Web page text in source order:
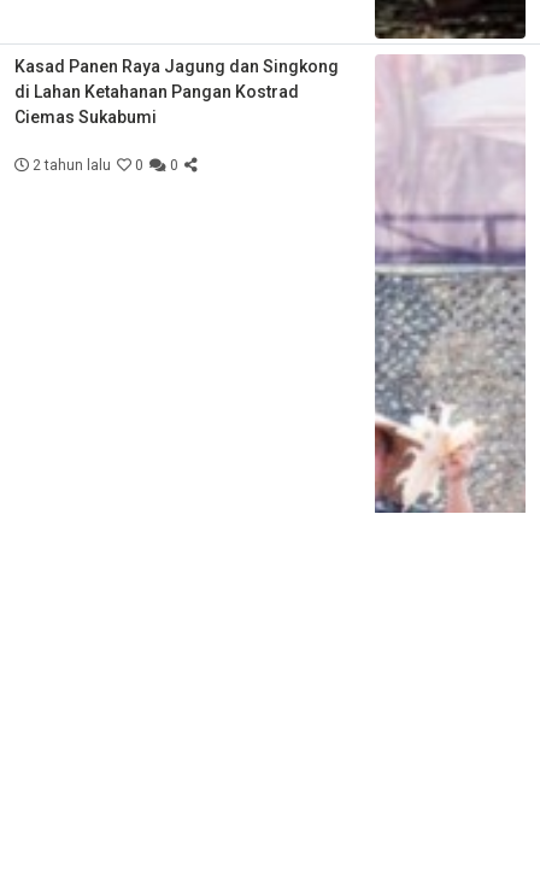
Kasad Panen Raya Jagung dan Singkong
di Lahan Ketahanan Pangan Kostrad
Ciemas Sukabumi
2 tahun lalu 0 0